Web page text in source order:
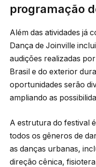
programação
Além das atividades já
Dança de Joinville
audições realizadas
Brasil e do exterior
oportunidades serão
ampliando as
A estrutura do festival
todos os gêneros de
as danças urbanas,
direção cênica,